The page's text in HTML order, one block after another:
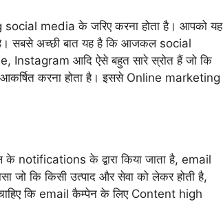
media के जरिए करना होता है। आपको यह
है। सबसे अच्छी बात यह है कि आजकल social
आदि ऐसे बहुत सारे स्रोत हैं जो कि
आकर्षित करना होता है। इससे Online marketing
के notifications के द्वारा किया जाता है, email
जो कि किसी उत्पाद और सेवा को लेकर होती है,
कि email कैम्पेन के लिए Content high